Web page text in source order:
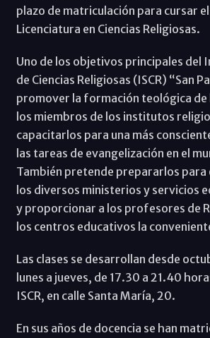
plazo de matriculación para cursar
Licenciatura en Ciencias Religiosas.
Uno de los objetivos principales del
de Ciencias Religiosas (ISCR) “San
promover la formación teológica de
los miembros de los institutos
capacitarlos para una más
las tareas de evangelización en el
También pretende prepararlos para
los diversos ministerios y servicios
y proporcionar a los profesores de
los centros educativos la
Las clases se desarrollan desde
lunes a jueves, de 17.30 a 21.40
ISCR, en calle Santa María, 20.
En sus años de docencia se han